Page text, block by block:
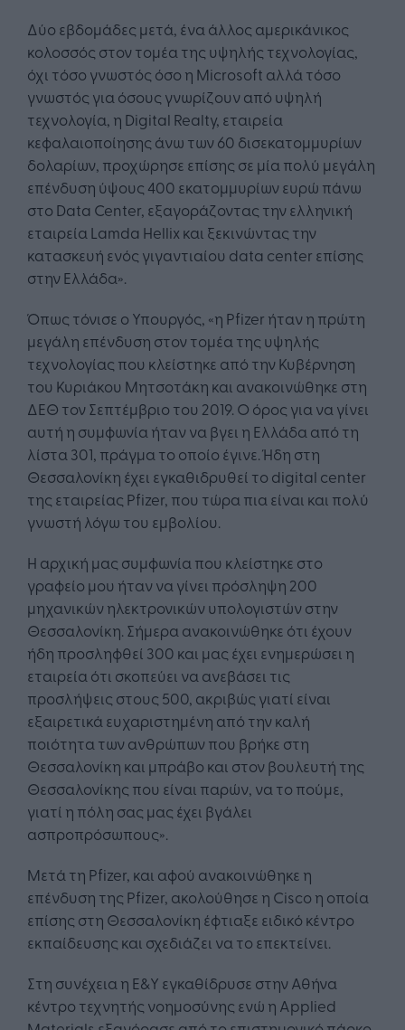
Δύο εβδομάδες μετά, ένα άλλος αμερικάνικος
κολοσσός στον τομέα της υψηλής τεχνολογίας,
όχι τόσο γνωστός όσο η Microsoft αλλά τόσο
γνωστός για όσους γνωρίζουν από υψηλή
τεχνολογία, η Digital Realty, εταιρεία
κεφαλαιοποίησης άνω των 60 δισεκατομμυρίων
δολαρίων, προχώρησε επίσης σε μία πολύ μεγάλη
επένδυση ύψους 400 εκατομμυρίων ευρώ πάνω
στο Data Center, εξαγοράζοντας την ελληνική
εταιρεία Lamda Hellix και ξεκινώντας την
κατασκευή ενός γιγαντιαίου data center επίσης
στην Ελλάδα».
Όπως τόνισε ο Υπουργός, «η Pfizer ήταν η πρώτη
μεγάλη επένδυση στον τομέα της υψηλής
τεχνολογίας που κλείστηκε από την Κυβέρνηση
του Κυριάκου Μητσοτάκη και ανακοινώθηκε στη
ΔΕΘ τον Σεπτέμβριο του 2019. Ο όρος για να γίνει
αυτή η συμφωνία ήταν να βγει η Ελλάδα από τη
λίστα 301, πράγμα το οποίο έγινε. Ήδη στη
Θεσσαλονίκη έχει εγκαθιδρυθεί το digital center
της εταιρείας Pfizer, που τώρα πια είναι και πολύ
γνωστή λόγω του εμβολίου.
Η αρχική μας συμφωνία που κλείστηκε στο
γραφείο μου ήταν να γίνει πρόσληψη 200
μηχανικών ηλεκτρονικών υπολογιστών στην
Θεσσαλονίκη. Σήμερα ανακοινώθηκε ότι έχουν
ήδη προσληφθεί 300 και μας έχει ενημερώσει η
εταιρεία ότι σκοπεύει να ανεβάσει τις
προσλήψεις στους 500, ακριβώς γιατί είναι
εξαιρετικά ευχαριστημένη από την καλή
ποιότητα των ανθρώπων που βρήκε στη
Θεσσαλονίκη και μπράβο και στον βουλευτή της
Θεσσαλονίκης που είναι παρών, να το πούμε,
γιατί η πόλη σας μας έχει βγάλει
ασπροπρόσωπους».
Μετά τη Pfizer, και αφού ανακοινώθηκε η
επένδυση της Pfizer, ακολούθησε η Cisco η οποία
επίσης στη Θεσσαλονίκη έφτιαξε ειδικό κέντρο
εκπαίδευσης και σχεδιάζει να το επεκτείνει.
Στη συνέχεια η Ε&Υ εγκαθίδρυσε στην Αθήνα
κέντρο τεχνητής νοημοσύνης ενώ η Applied